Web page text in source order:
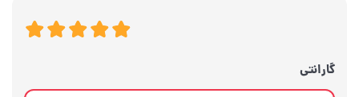
گارانتی